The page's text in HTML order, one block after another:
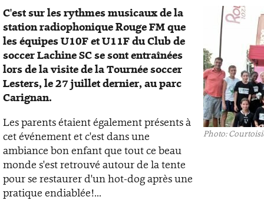
C'est sur les rythmes musicaux de la
station radiophonique Rouge FM que
les équipes U10F et U11F du Club de
soccer Lachine SC se sont entraînées
lors de la visite de la Tournée soccer
Lesters, le 27 juillet dernier, au parc
Carignan.
Photo:
Les parents étaient également présents à
cet événement et c'est dans une
ambiance bon enfant que tout ce beau
monde s'est retrouvé autour de la tente
pour se restaurer d'un hot-dog après une
pratique endiablée!...